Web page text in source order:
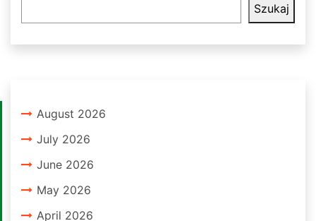
Szukaj
August 2026
July 2026
June 2026
May 2026
April 2026